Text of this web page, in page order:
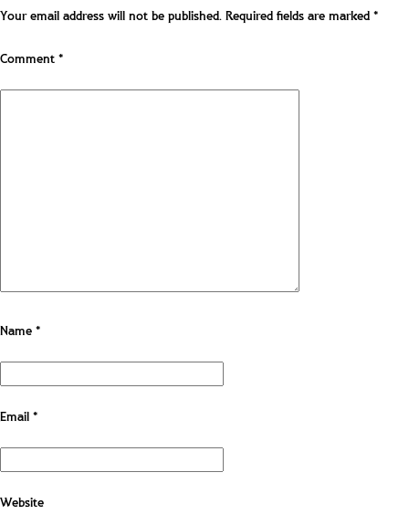
Your email address will not be published.Required fields are marked*
Comment*
Name*
Email*
Website